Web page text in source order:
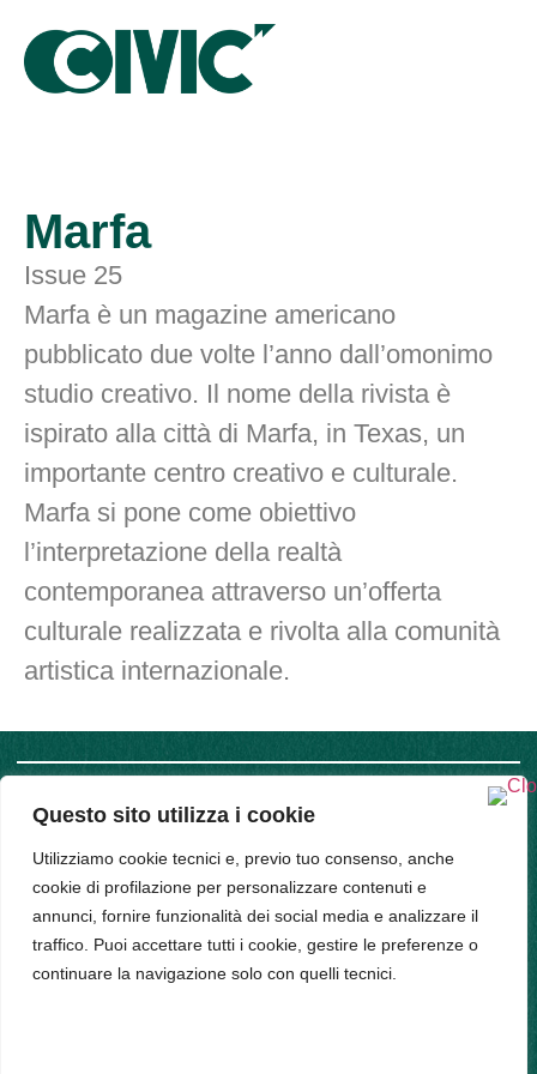
Questo sito utilizza i cookie
Utilizziamo cookie tecnici e, previo tuo consenso, anche
cookie di profilazione per personalizzare contenuti e
annunci, fornire funzionalità dei social media e analizzare il
traffico. Puoi accettare tutti i cookie, gestire le preferenze o
continuare la navigazione solo con quelli tecnici.
Marfa
Issue 25
Marfa è un magazine americano
pubblicato due volte l’anno dall’omonimo
studio creativo. Il nome della rivista è
ispirato alla città di Marfa, in Texas, un
importante centro creativo e culturale.
Marfa si pone come obiettivo
l’interpretazione della realtà
contemporanea attraverso un’offerta
culturale realizzata e rivolta alla comunità
artistica internazionale.
SUPPORT
Privacy
Policy
Cookie
Policy
COMPANY
INFO
Bud srl, Via
Arena 9,
20123,